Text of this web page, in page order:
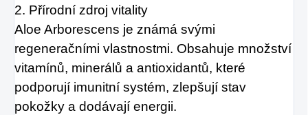
2. Přírodní zdroj vitality
Aloe Arborescens je známá svými
regeneračními vlastnostmi. Obsahuje množství
vitamínů, minerálů a antioxidantů, které
podporují imunitní systém, zlepšují stav
pokožky a dodávají energii.